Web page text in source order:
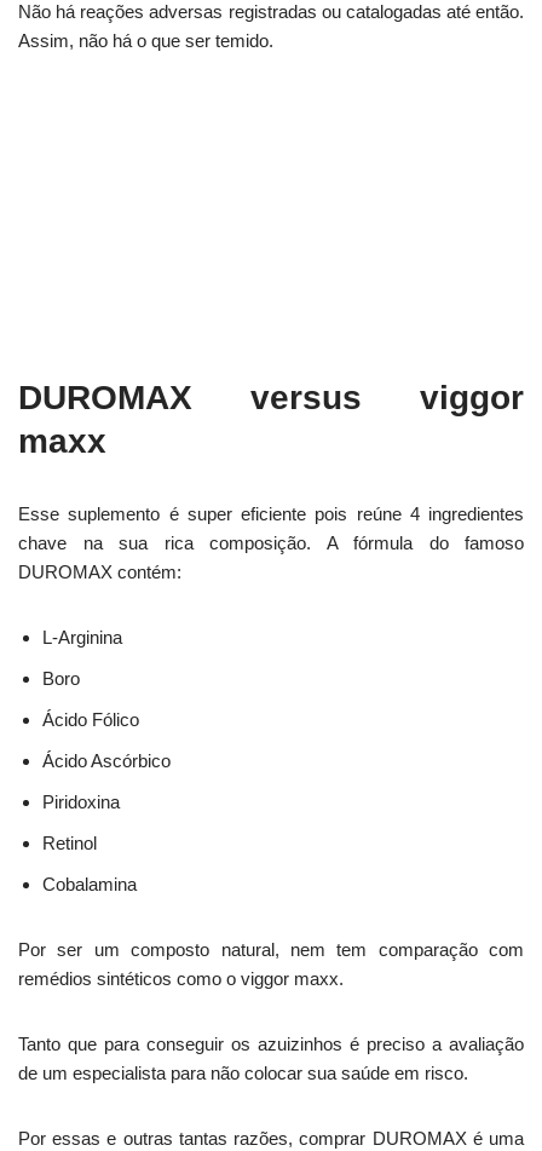
Não há reações adversas registradas ou catalogadas até então.
Assim, não há o que ser temido.
DUROMAX versus viggor
maxx
Esse suplemento é super eficiente pois reúne 4 ingredientes
chave na sua rica composição. A fórmula do famoso
DUROMAX contém:
L-Arginina
Boro
Ácido Fólico
Ácido Ascórbico
Piridoxina
Retinol
Cobalamina
Por ser um composto natural, nem tem comparação com
remédios sintéticos como o viggor maxx.
Tanto que para conseguir os azuizinhos é preciso a avaliação
de um especialista para não colocar sua saúde em risco.
Por essas e outras tantas razões, comprar DUROMAX é uma